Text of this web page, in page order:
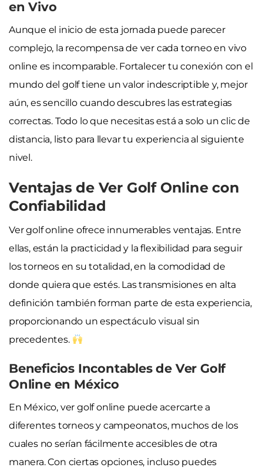
en Vivo
Aunque el inicio de esta jornada puede parecer
complejo, la recompensa de ver cada torneo en vivo
online es incomparable. Fortalecer tu conexión con el
mundo del golf tiene un valor indescriptible y, mejor
aún, es sencillo cuando descubres las estrategias
correctas. Todo lo que necesitas está a solo un clic de
distancia, listo para llevar tu experiencia al siguiente
nivel.
Ventajas de Ver Golf Online con
Confiabilidad
Ver golf online ofrece innumerables ventajas. Entre
ellas, están la practicidad y la flexibilidad para seguir
los torneos en su totalidad, en la comodidad de
donde quiera que estés. Las transmisiones en alta
definición también forman parte de esta experiencia,
proporcionando un espectáculo visual sin
precedentes.
Beneficios Incontables de Ver Golf
Online en México
En México, ver golf online puede acercarte a
diferentes torneos y campeonatos, muchos de los
cuales no serían fácilmente accesibles de otra
manera. Con ciertas opciones, incluso puedes